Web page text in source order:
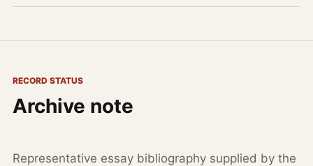
RECORD STATUS
Archive note
Representative essay bibliography supplied by the